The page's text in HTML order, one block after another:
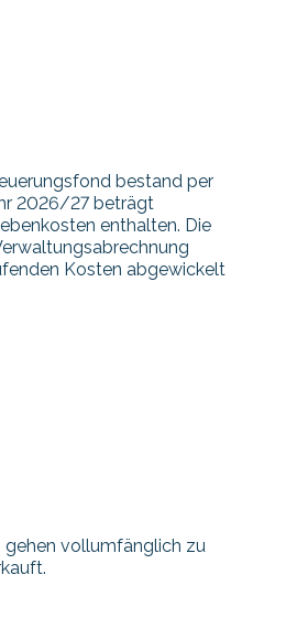
bestand per
2026/27 beträgt
enthalten. Die
Kosten abgewickelt
gehen vollumfänglich zu